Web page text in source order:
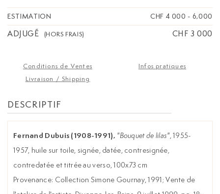
ESTIMATION CHF 4 000 - 6,000
ADJUGÉ (HORS FRAIS) CHF 3 000
Conditions de Ventes
Infos pratiques
Livraison / Shipping
DESCRIPTIF
Fernand Dubuis (1908-1991), "Bouquet de lilas", 1955-
1957, huile sur toile, signée, datée, contresignée,
contredatée et titrée au verso, 100x73 cm
Provenance: Collection Simone Gournay, 1991; Vente de